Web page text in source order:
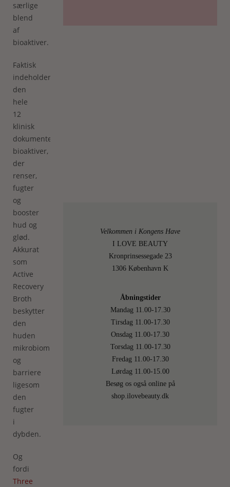
særlige
blend
af
bioaktiver.
Faktisk
indeholder
den
hele
12
klinisk
dokumenterede
bioaktiver,
der
renser,
fugter
og
booster
hud og
glød.
Akkurat
som
Active
Recovery
Broth
beskytter
den
huden
mikrobiom
og
barriere
ligesom
den
fugter
i
dybden.
Og
fordi
Three
Velkommen i Kongens Have
I LOVE BEAUTY
Kronprinsessegade 23
1306 København K
Åbningstider
Mandag 11.00-17.30
Tirsdag 11.00-17.30
Onsdag 11.00-17.30
Torsdag 11.00-17.30
Fredag 11.00-17.30
Lørdag 11.00-15.00
Besøg os også online på
shop.ilovebeauty.dk